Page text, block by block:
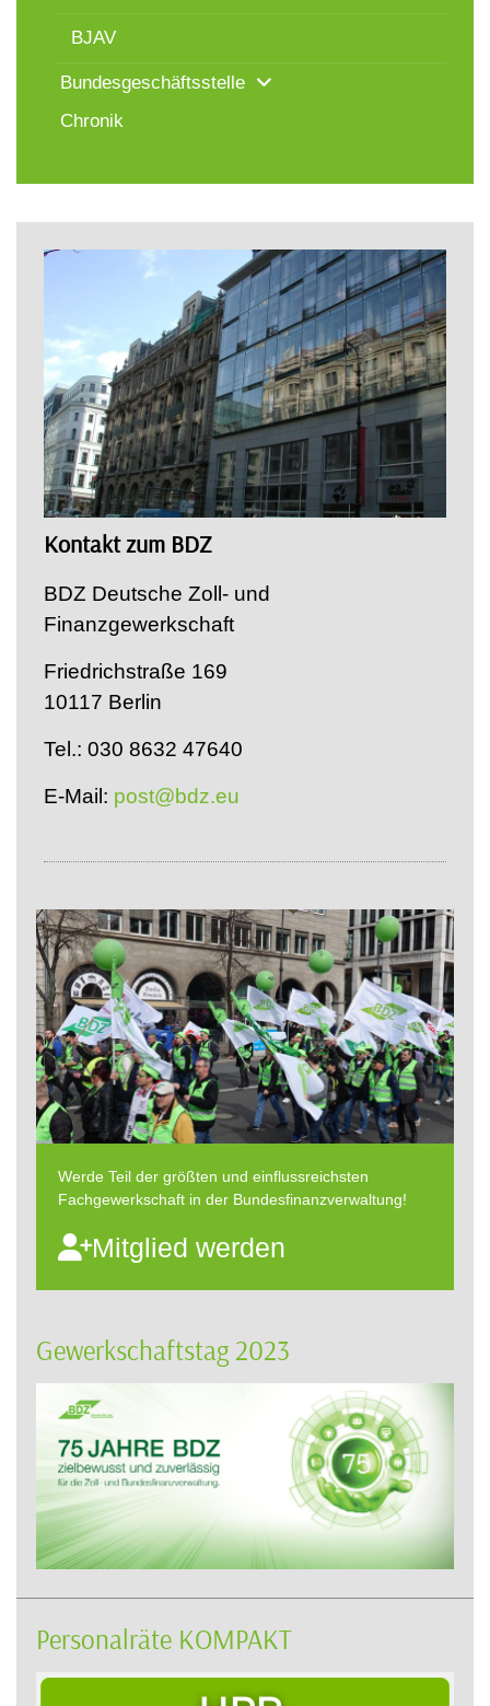
BJAV
Bundesgeschäftsstelle
Chronik
Kontakt zum BDZ
BDZ Deutsche Zoll- und
Finanzgewerkschaft
Friedrichstraße 169
10117 Berlin
Tel.: 030 8632 47640
E-Mail: post@bdz.eu
Werde Teil der größten und einflussreichsten
Fachgewerkschaft in der Bundesfinanzverwaltung!
Mitglied werden
Gewerkschaftstag 2023
Personalräte KOMPAKT